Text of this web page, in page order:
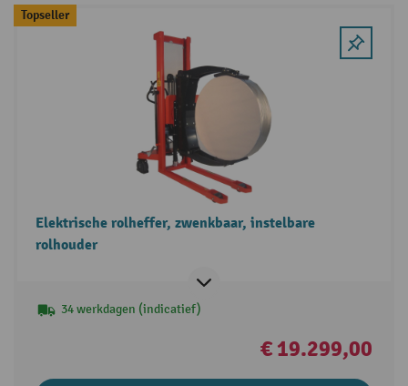
Topseller
Elektrische rolheffer, zwenkbaar, instelbare
rolhouder
34 werkdagen (indicatief)
€ 19.299,00